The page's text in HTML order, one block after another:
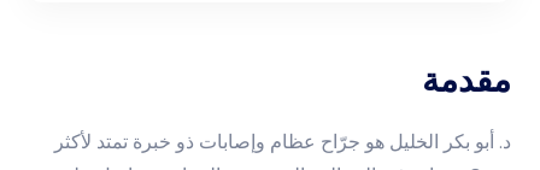
مقدمة
د. أبو بكر الخليل هو جرّاح عظام وإصابات ذو خبرة تمتد لأكثر